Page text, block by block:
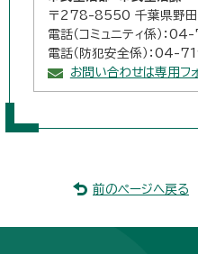
〒278-8550 千葉県野田
電話（コミュニティ係）：
電話（防犯安全係）：04-
お問い合わせは専用フ
前のページへ戻る